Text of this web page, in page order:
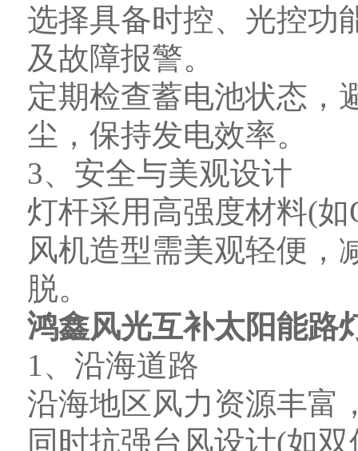
选择具备时控、光控功
及故障报警。
定期检查蓄电池状态，
尘，保持发电效率。
3、安全与美观设计
灯杆采用高强度材料(如
风机造型需美观轻便，
脱。
鸿鑫风光互补太阳能路
1、沿海道路
沿海地区风力资源丰富
同时抗强台风设计(如